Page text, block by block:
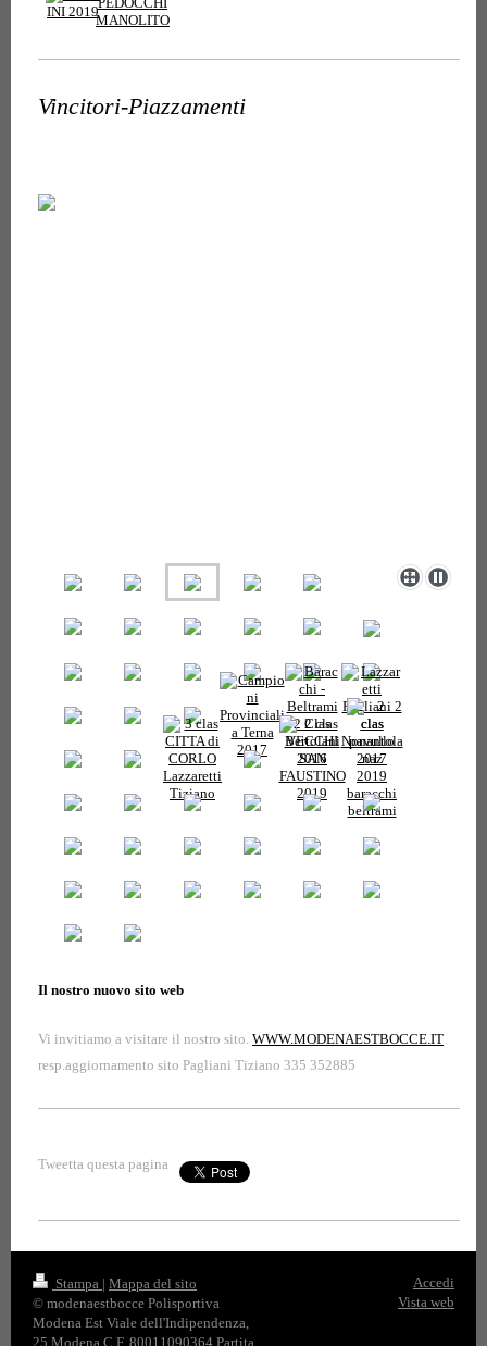
Vincitori-Piazzamenti
Il nostro nuovo sito web
Vi invitiamo a visitare il nostro sito. WWW.MODENAESTBOCCE.IT
resp.aggiornamento sito Pagliani Tiziano 335 352885
Tweetta questa pagina
Stampa | Mappa del sito
© modenaestbocce Polisportiva
Modena Est Viale dell'Indipendenza,
25 Modena C.F. 80011090364 Partita
Accedi
Vista web